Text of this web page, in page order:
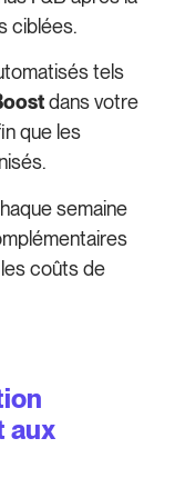
ciblées.
tels
dans votre
que les
semaine
coûts de
aux